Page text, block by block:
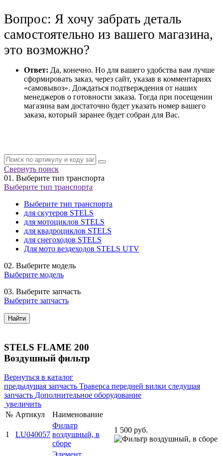
Вопрос: Я хочу забрать деталь
самостоятельно из вашего магазина,
это возможно?
Ответ: Да, конечно. Но для вашего удобства вам лучше
сформировать заказ, через сайт, указав в комментариях
«самовывоз». Дождаться подтверждения от наших
менеджеров о готовности заказа. Тогда при посещении
магазина вам достаточно будет указать номер вашего
заказа, который заранее будет собран для Вас.
Свернуть поиск
01. Выберите тип транспорта
Выберите тип транспорта
Выберите тип транспорта
для скутеров STELS
для мотоциклов STELS
для квадроциклов STELS
для снегоходов STELS
Для мото вездеходов STELS UTV
02. Выберите модель
Выберите модель
03. Выберите запчасть
Выберите запчасть
Найти
STELS FLAME 200
Воздушный фильтр
Вернуться в каталог
предыдущая запчасть Траверса передней вилки следущая
запчасть Дополнительное оборудование
увеличить
№ Артикул Наименование
1 LU040057
Фильтр
воздушный, в
сборе
1 500 руб.